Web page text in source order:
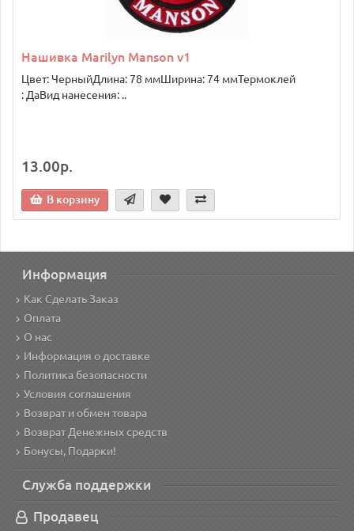
Нашивка Marilyn Manson v1
Цвет: ЧерныйДлина: 78 ммШирина: 74 ммТермоклей
: ДаВид нанесения: ..
13.00р.
В корзину
Информация
Как Сделать Заказ
Оплата
О нас
Информация о доставке
Политика безопасности
Условия соглашения
Возврат и обмен товара
Возврат Денежных средств
Бонусы, Подарки!
Служба поддержки
Продавец